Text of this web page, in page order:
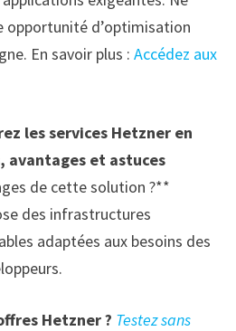
opportunité d’optimisation
En savoir plus : Accédez aux
les services Hetzner en
avantages et astuces
de cette solution ?**
des infrastructures
adaptées aux besoins des
Hetzner ? Testez sans